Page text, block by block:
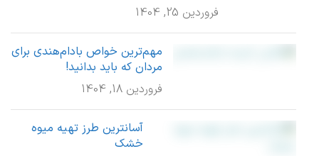
فروردین 25, 1404
مهم‌ترین خواص بادام‌هندی برای
مردان که باید بدانید!
فروردین 18, 1404
آسانترین طرز تهیه میوه
خشک